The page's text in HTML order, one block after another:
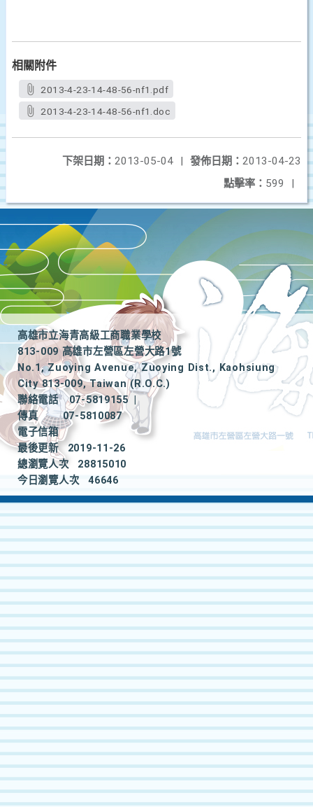
相關附件
2013-4-23-14-48-56-nf1.pdf
2013-4-23-14-48-56-nf1.doc
發佈日期： 2013-04-23
下架日期： 2013-05-04
|
點擊率： 599 |
高雄市立海青高級工商職業學校
813-009 高雄市左營區左營大路1號
No.1, Zuoying Avenue, Zuoying Dist., Kaohsiung
City 813-009, Taiwan (R.O.C.)
聯絡電話
07-5819155
|
傳真
07-5810087
電子信箱
最後更新
2019-11-26
總瀏覽人次
28815010
今日瀏覽人次
46646